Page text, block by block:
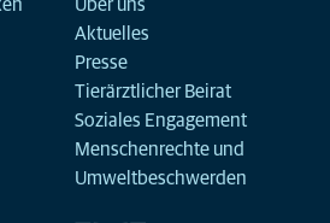
Über uns
Aktuelles
Presse
Tierärztlicher Beirat
Soziales Engagement
Menschenrechte und
Umweltbeschwerden